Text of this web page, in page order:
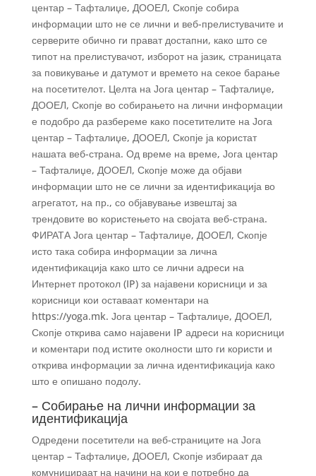
центар – Тафталиџе, ДООЕЛ, Скопје собира
информации што не се лични и веб-прелистувачите и
серверите обично ги прават достапни, како што се
типот на прелистувачот, изборот на јазик, страницата
за повикување и датумот и времето на секое барање
на посетителот. Целта на Јога центар – Тафталиџе,
ДООЕЛ, Скопје во собирањето на лични информации
е подобро да разбереме како посетителите на Јога
центар – Тафталиџе, ДООЕЛ, Скопје ја користат
нашата веб-страна. Од време на време, Јога центар
– Тафталиџе, ДООЕЛ, Скопје може да објави
информации што не се лични за идентификација во
агрегатот, на пр., со објавување извештај за
трендовите во користењето на својата веб-страна.
ФИРАТА Јога центар – Тафталиџе, ДООЕЛ, Скопје
исто така собира информации за лична
идентификација како што се лични адреси на
Интернет протокол (IP) за најавени корисници и за
корисници кои оставаат коментари на
https://yoga.mk. Јога центар – Тафталиџе, ДООЕЛ,
Скопје открива само најавени IP адреси на корисници
и коментари под истите околности што ги користи и
открива информации за лична идентификација како
што е опишано подолу.
– Собирање на лични информации за
идентификација
Одредени посетители на веб-страниците на Јога
центар – Тафталиџе, ДООЕЛ, Скопје избираат да
комуницираат на начини на кои е потребно да